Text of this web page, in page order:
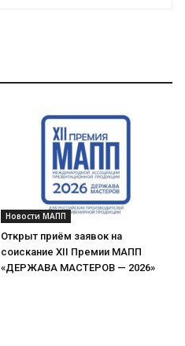
Новости МАПП
Открыт приём заявок на
соискание XII Премии МАПП
«ДЕРЖАВА МАСТЕРОВ — 2026»